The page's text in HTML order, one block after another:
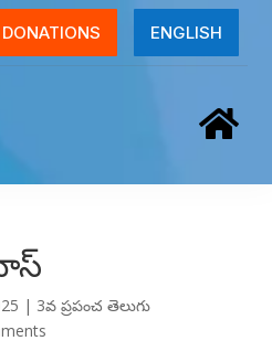
DONATIONS ENGLISH

| 3వ ప్రపంచ తెలుగు